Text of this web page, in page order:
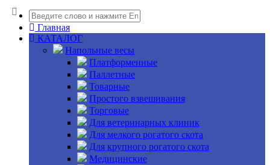
Главная
КАТАЛОГ
Напольные весы
Платформенные
Паллетные
Товарные
Простого взвешивания
Торговые
Для ветеринарных клиник
Для мелкого рогатого скота
Для крупного рогатого скота
Медицинские